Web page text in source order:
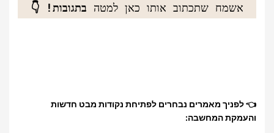
אשמח שתכתוב אותו כאן למטה בתגובות! 👇
👈 לפניך מאמרים נבחרים לפתיחת נקודות מבט חדשות
והעמקת המחשבה: